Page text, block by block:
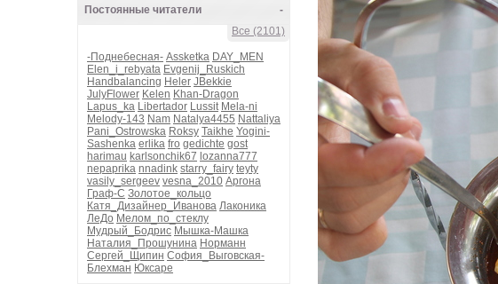
-
Постоянные читатели
Все (2101)
-Поднебесная- Assketka DAY_MEN
Elen_i_rebyata Evgenij_Ruskich
Handbalancing Heler JBekkie
JulyFlower Kelen Khan-Dragon
Lapus_ka Libertador Lussit Mela-ni
Melody-143 Nam Natalya4455 Nattaliya
Pani_Ostrowska Roksy Taikhe Yogini-
Sashenka erlika fro gedichte gost
harimau karlsonchik67 lozanna777
nepaprika nnadink starry_fairy teyty
vasily_sergeev vesna_2010 Аргона
Граф-С Золотое_кольцо
Катя_Дизайнер_Иванова Лаконика
ЛеДо Мелом_по_стеклу
Мудрый_Бодрис Мышка-Машка
Наталия_Прошунина Норманн
Сергей_Щипин София_Выговская-
Блехман Юксаре